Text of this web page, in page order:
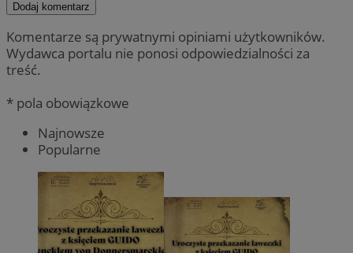
Dodaj komentarz
Komentarze są prywatnymi opiniami użytkowników.
Wydawca portalu nie ponosi odpowiedzialności za
treść.
* pola obowiązkowe
Najnowsze
Popularne